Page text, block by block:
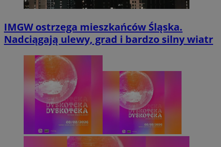
IMGW ostrzega mieszkańców Śląska.
Nadciągają ulewy, grad i bardzo silny wiatr